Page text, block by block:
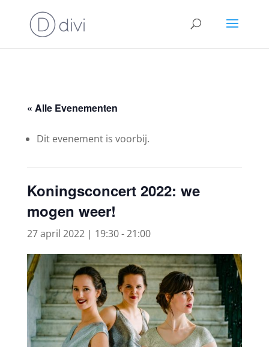
« Alle Evenementen
Dit evenement is voorbij.
Koningsconcert 2022: we
mogen weer!
27 april 2022 | 19:30-21:00